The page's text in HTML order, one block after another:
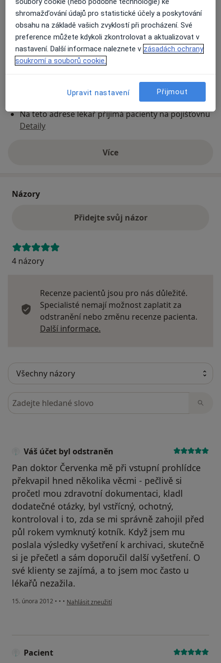
Přiblížit mapuse otevře v nové záložce
Dostupnost
Na této adrese online kalendář není aktivní
Způsoby platby (soukromé návštěvy)
Na teto adrese lékař přijímá pacienty na pojišťovnu
Detaily
Víceo adrese
Názory
Přidejte svůj názor
4 názory
Recenze pacientů jsou pro nás důležité.
Specialisté nemají možnost zaplatit za
odstranění nebo změnu recenze pacienta.
Další informace.
Hledejte v názorech
Váš účet byl odstraněn
Pan doktor Červenka mě při vstupní prohlídce
překvapil hned několika věcmi - pečlivě si
pročetl mou zdravotní dokumentaci, kladl
dodatečné otázky, byl vstřícný, ochotný,
kontroloval i to, zda se mi správně zahojil před
půl rokem vymknutý kotník. Když jsem mu
poslala výsledky vyšetření k archivaci, skutečně
si je přečetl a sám doporučil další vyšetření. O
své klienty se zajímá, a to jsem moc často u
lékařů nezažila.
15. února 2012 • • • podle názoru uživatele Váš účet byl odstraněn
Nahlásit zneužití
Pacient
shromažďování údajů pro statistické účely a poskytování
obsahu na základě vašich zvyklostí při procházení. Své
preference můžete kdykoli zkontrolovat a aktualizovat v
nastavení. Další informace naleznete v zásadách ochrany
soukromí a souborů cookie.
Upravit nastavení Přijmout